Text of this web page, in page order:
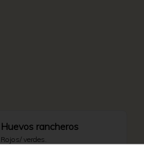
Huevos rancheros
Rojos/ verdes.